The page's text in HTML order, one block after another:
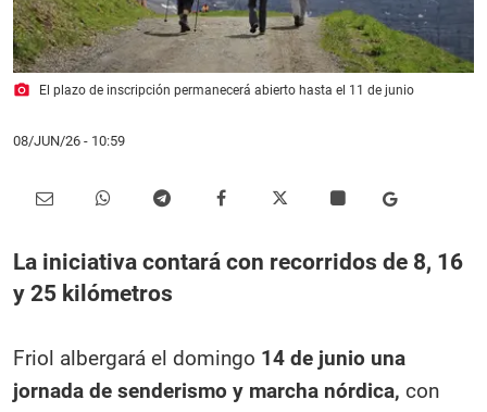
photo_camera El plazo de inscripción permanecerá abierto hasta el 11 de junio
08/JUN/26 - 10:59
La iniciativa contará con recorridos de 8, 16
y 25 kilómetros
Friol albergará el domingo 14 de junio una
jornada de senderismo y marcha nórdica, con